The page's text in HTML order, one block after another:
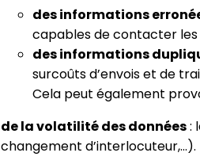
des informations
capables de contacter
des informations
surcoûts d’envois et de
Cela peut également
de la volatilité des données:
changement